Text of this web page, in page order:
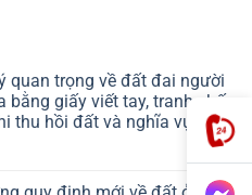
quan trọng về đất đai người
giấy viết tay, tranh chấp
thu hồi đất và nghĩa vụ tài